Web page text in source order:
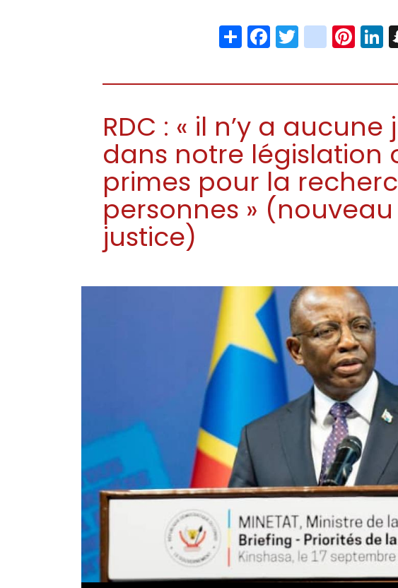
ShareFacebook
Twitter
RDC : « il n’y a
dans notre législation
primes pour la
personnes »
justice)